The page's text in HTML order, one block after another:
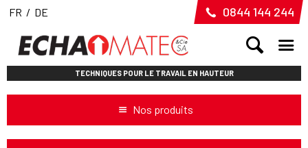
FR / DE 0844 144 244
TECHNIQUES POUR LE TRAVAIL EN HAUTEUR
Nos produits